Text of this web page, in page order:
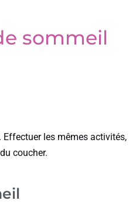
sommeil
les mêmes activités,
coucher.